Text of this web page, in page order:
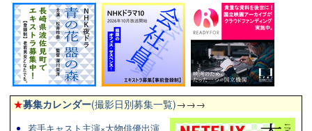
★募集カレンダー(撮影日別募集一覧)→→→
若手キャスト主演×大物俳優出演